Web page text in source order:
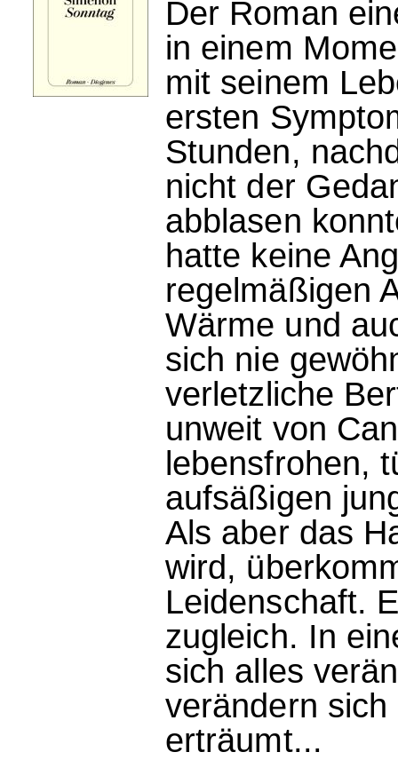
Der Roman
in einem
mit seinem
ersten
Stunden,
nicht der
abblasen
hatte keine
regelmäßigen
Wärme und
sich nie
verletzliche
unweit von
lebensfrohen,
aufsäßigen
Als aber das
wird,
Leidenschaft.
zugleich. In
sich alles
verändern
erträumt...